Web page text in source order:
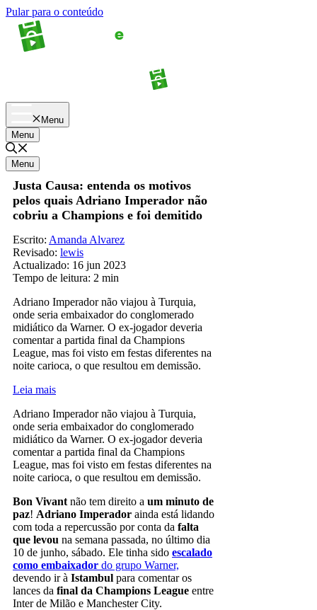
Pular para o conteúdo
Menu
Menu
Menu
Justa Causa: entenda os motivos
pelos quais Adriano Imperador não
cobriu a Champions e foi demitido
Escrito: Amanda Alvarez
Revisado: lewis
Actualizado: 16 jun 2023
Tempo de leitura: 2 min
Adriano Imperador não viajou à Turquia,
onde seria embaixador do conglomerado
midiático da Warner. O ex-jogador deveria
comentar a partida final da Champions
League, mas foi visto em festas diferentes na
noite carioca, o que resultou em demissão.
Leia mais
Adriano Imperador não viajou à Turquia,
onde seria embaixador do conglomerado
midiático da Warner. O ex-jogador deveria
comentar a partida final da Champions
League, mas foi visto em festas diferentes na
noite carioca, o que resultou em demissão.
Bon Vivant não tem direito a um minuto de
paz! Adriano Imperador ainda está lidando
com toda a repercussão por conta da falta
que levou na semana passada, no último dia
10 de junho, sábado. Ele tinha sido escalado
como embaixador do grupo Warner,
devendo ir à Istambul para comentar os
lances da final da Champions League entre
Inter de Milão e Manchester City.